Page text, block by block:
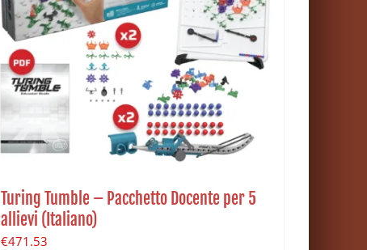
Turing Tumble – Pacchetto Docente per 5
allievi (Italiano)
€471.53